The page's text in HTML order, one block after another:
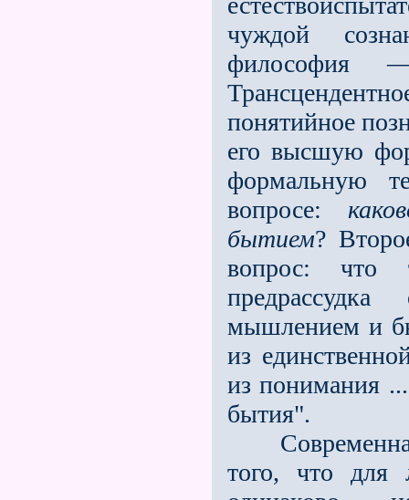
чуждой
философия
понятийное
его высшую
формальную
вопросе:
бытием?
вопрос: что
мышлением и
из
из понимания
бытия".
Современная
того, что для